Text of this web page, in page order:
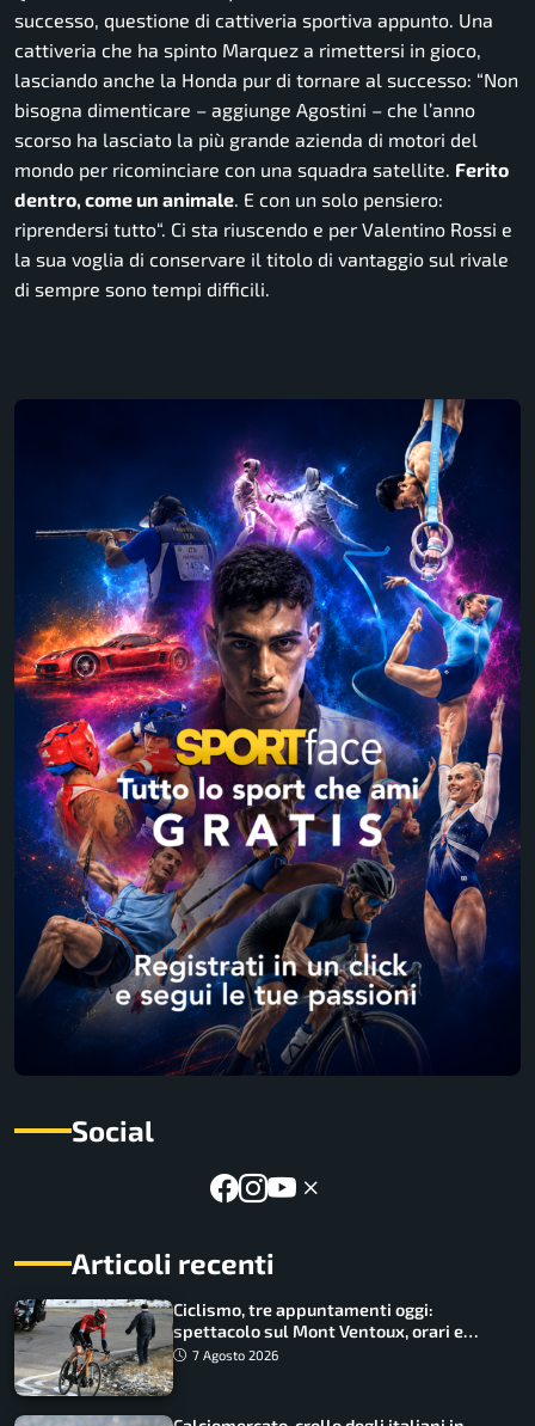
successo, questione di cattiveria sportiva appunto. Una
cattiveria che ha spinto Marquez a rimettersi in gioco,
lasciando anche la Honda pur di tornare al successo: “Non
bisogna dimenticare – aggiunge Agostini – che l’anno
scorso ha lasciato la più grande azienda di motori del
mondo per ricominciare con una squadra satellite. Ferito
dentro, come un animale. E con un solo pensiero:
riprendersi tutto“. Ci sta riuscendo e per Valentino Rossi e
la sua voglia di conservare il titolo di vantaggio sul rivale
di sempre sono tempi difficili.
Social
Articoli recenti
Ciclismo, tre appuntamenti oggi:
spettacolo sul Mont Ventoux, orari e
come vederli
7 Agosto 2026